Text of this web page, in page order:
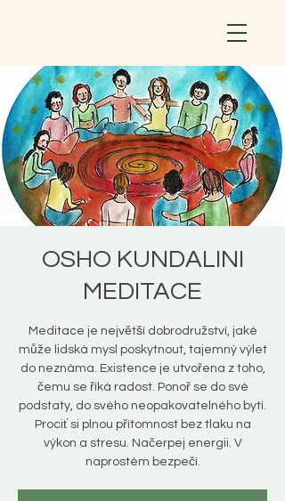
OSHO KUNDALINI
MEDITACE
Meditace je největší dobrodružství, jaké
může lidská mysl poskytnout, tajemný výlet
do neznáma. Existence je utvořena z toho,
čemu se říká radost. Ponoř se do své
podstaty, do svého neopakovatelného bytí.
Prociť si plnou přítomnost bez tlaku na
výkon a stresu. Načerpej energii. V
naprostém bezpečí.